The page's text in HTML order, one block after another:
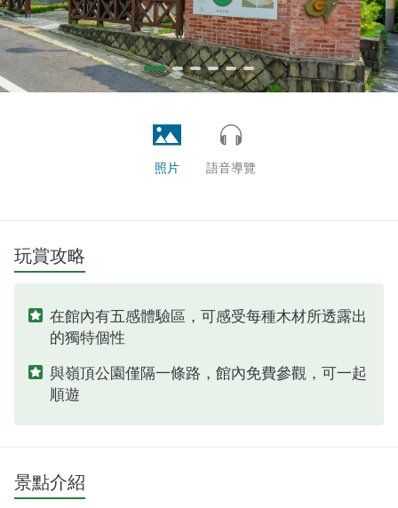
照片 語音導覽
玩賞攻略
在館內有五感體驗區，可感受每種木材所透露出
的獨特個性
與嶺頂公園僅隔一條路，館內免費參觀，可一起
順遊
景點介紹